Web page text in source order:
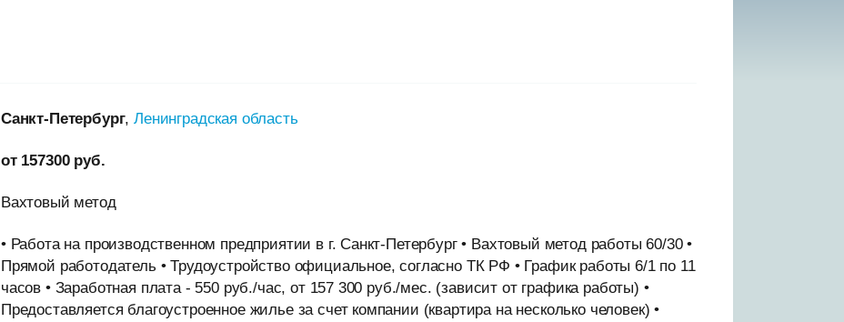
Санкт-Петербург,Ленинградская область
от 157300 руб.
Вахтовый метод
• Работа на производственном предприятии в г. Санкт-Петербург • Вахтовый метод работы 60/30 •
Прямой работодатель • Трудоустройство официальное, согласно ТК РФ • График работы 6/1 по 11
часов • Заработная плата - 550 руб./час, от 157 300 руб./мес. (зависит от графика работы) •
Предоставляется благоустроенное жилье за счет компании (квартира на несколько человек) •